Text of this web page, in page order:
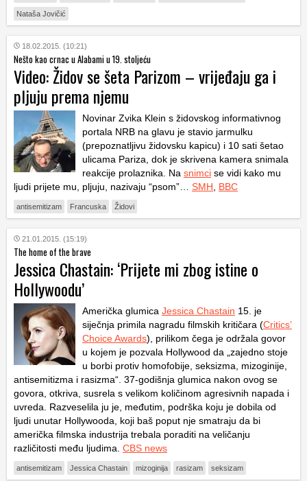
Nataša Jovičić
18.02.2015. (10:21)
Nešto kao crnac u Alabami u 19. stoljeću
Video: Židov se šeta Parizom – vrijeđaju ga i
pljuju prema njemu
Novinar Zvika Klein s židovskog informativnog
portala NRB na glavu je stavio jarmulku
(prepoznatljivu židovsku kapicu) i 10 sati šetao
ulicama Pariza, dok je skrivena kamera snimala
reakcije prolaznika. Na snimci se vidi kako mu
ljudi prijete mu, pljuju, nazivaju “psom”… SMH, BBC
antisemitizam Francuska Židovi
21.01.2015. (15:19)
The home of the brave
Jessica Chastain: ‘Prijete mi zbog istine o
Hollywoodu’
Američka glumica Jessica Chastain 15. je
siječnja primila nagradu filmskih kritičara (Critics’
Choice Awards), prilikom čega je održala govor
u kojem je pozvala Hollywood da „zajedno stoje
u borbi protiv homofobije, seksizma, mizoginije,
antisemitizma i rasizma“. 37-godišnja glumica nakon ovog se
govora, otkriva, susrela s velikom količinom agresivnih napada i
uvreda. Razveselila ju je, međutim, podrška koju je dobila od
ljudi unutar Hollywooda, koji baš poput nje smatraju da bi
američka filmska industrija trebala poraditi na veličanju
različitosti među ljudima. CBS news
antisemitizam Jessica Chastain mizoginija rasizam seksizam